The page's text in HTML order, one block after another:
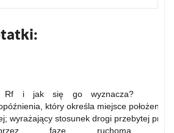
i jak się go wyznacza?
który określa miejsce położenia
wyrażający stosunek drogi przebytej
fazę ruchomą.